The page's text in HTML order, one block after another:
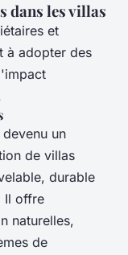
dans les villas
et
à adopter des
un
de villas
durable
Il offre
naturelles,
de